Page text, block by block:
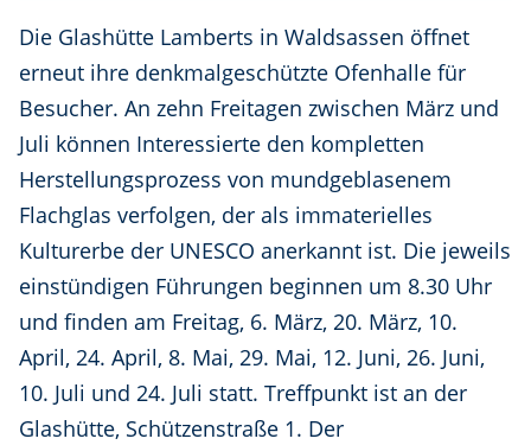
Die Glashütte Lamberts in Waldsassen öffnet
erneut ihre denkmalgeschützte Ofenhalle für
Besucher. An zehn Freitagen zwischen März und
Juli können Interessierte den kompletten
Herstellungsprozess von mundgeblasenem
Flachglas verfolgen, der als immaterielles
Kulturerbe der UNESCO anerkannt ist. Die jeweils
einstündigen Führungen beginnen um 8.30 Uhr
und finden am Freitag, 6. März, 20. März, 10.
April, 24. April, 8. Mai, 29. Mai, 12. Juni, 26. Juni,
10. Juli und 24. Juli statt. Treffpunkt ist an der
Glashütte, Schützenstraße 1. Der